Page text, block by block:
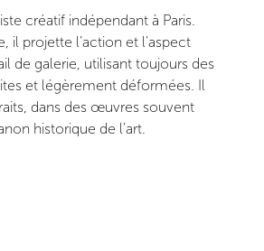
créatif indépendant à Paris.
il projette l’action et l’aspect
de galerie, utilisant toujours des
et légèrement déformées. Il
dans des œuvres souvent
historique de l’art.